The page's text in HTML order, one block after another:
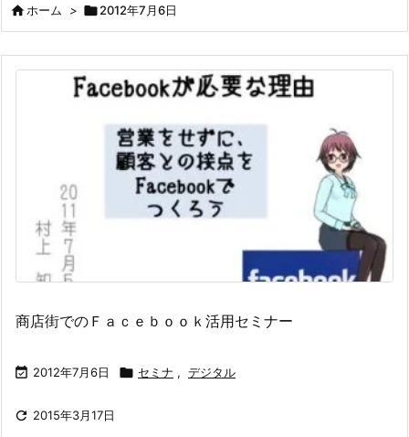

次へ
ホーム > 2012年7月6日
商店街でのＦａｃｅｂｏｏｋ活用セミナー
 2012年7月6日  セミナ , デジタル
 2015年3月17日